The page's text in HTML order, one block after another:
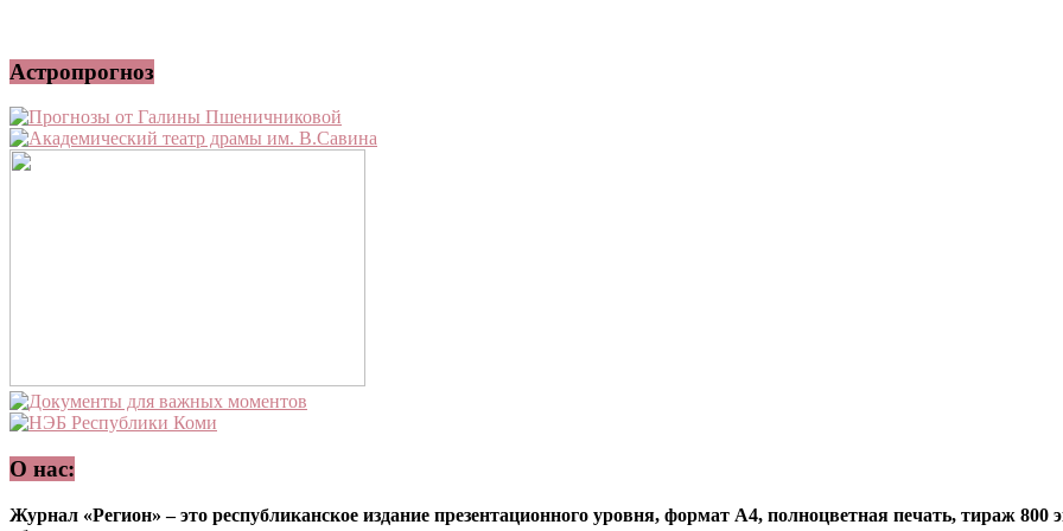
Астропрогноз
О нас:
Журнал «Регион» – это республиканское издание презентационного уровня, формат А4, полноцветная печать, тираж 800